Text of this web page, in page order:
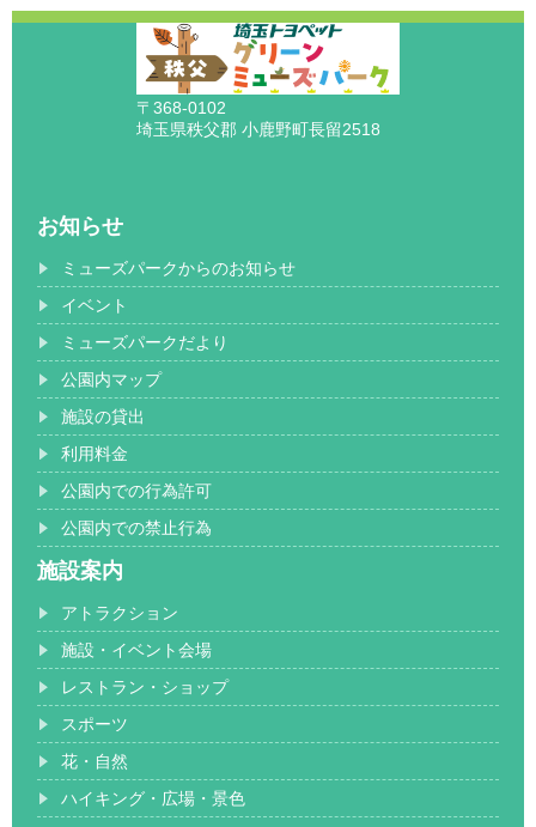
〒368-0102
埼玉県秩父郡 小鹿野町長留2518
お知らせ
ミューズパークからのお知らせ
イベント
ミューズパークだより
公園内マップ
施設の貸出
利用料金
公園内での行為許可
公園内での禁止行為
施設案内
アトラクション
施設・イベント会場
レストラン・ショップ
スポーツ
花・自然
ハイキング・広場・景色